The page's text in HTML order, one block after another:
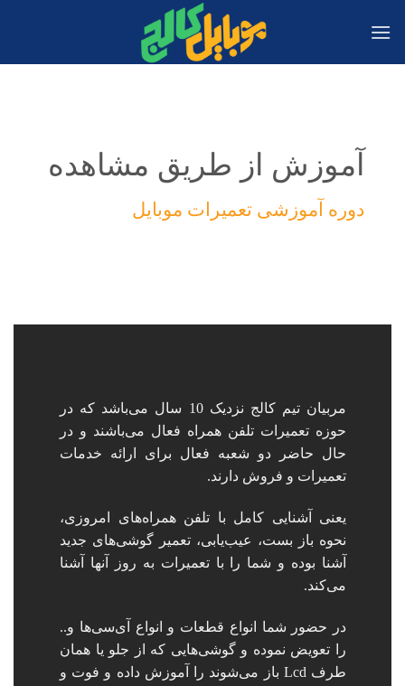
آموزش از طریق مشاهده
دوره آموزشی تعمیرات موبایل
مربیان تیم کالج نزدیک 10 سال می‌باشد که در
حوزه تعمیرات تلفن همراه فعال می‌باشند و در
حال حاضر دو شعبه فعال برای ارائه خدمات
تعمیرات و فروش دارند.
یعنی آشنایی کامل با تلفن همراه‌های امروزی،
نحوه باز بست، عیب‌یابی، تعمیر گوشی‌های جدید
آشنا بوده و شما را با تعمیرات به‌ روز آنها آشنا
می‌کند.
در حضور شما انواع قطعات و انواع آی‌سی‌ها و..
را تعویض نموده و گوشی‌هایی که از جلو یا همان
طرف Lcd باز می‌شوند را آموزش داده و فوت و